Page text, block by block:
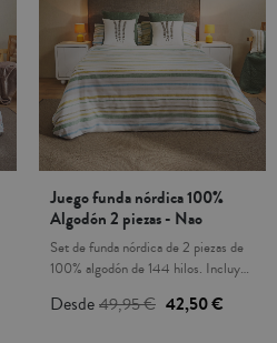
Juego funda nórdica 100%
Algodón 2 piezas - Nao
Set de funda nórdica de 2 piezas de
100% algodón de 144 hilos. Incluye:
(2 fundas en las medidas de cama de
Desde49,95 € 42,50 €